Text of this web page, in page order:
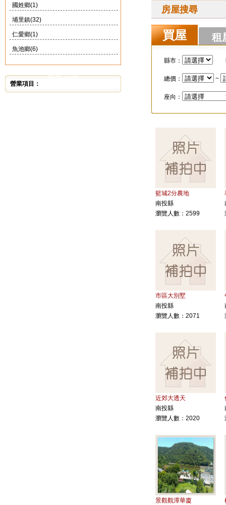
國姓鄉(1)
埔里鎮(32)
仁愛鄉(1)
魚池鄉(6)
最新消息
營業項目：
房屋搜尋
買屋 租
縣市：
總價： ~
座向：
籃城2分農地
南投縣
瀏覽人數：2599
市區大別墅
南投縣
瀏覽人數：2071
近郊大透天
南投縣
瀏覽人數：2020
景觀觀潭華廈